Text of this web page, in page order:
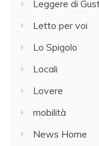
Leggere di
Letto per voi
Lo Spigolo
Locali
Lovere
mobilità
News Home